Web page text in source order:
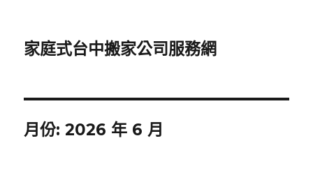
家庭式台中搬家公司服務網
月份:2026 年 6 月